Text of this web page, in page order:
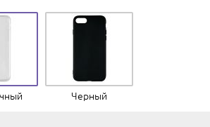
Черный